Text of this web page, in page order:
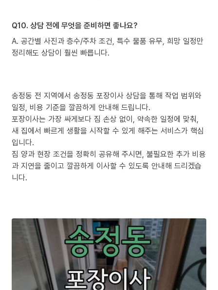
Q10. 상담 전에 무엇을 준비하면 좋나요?
A. 공간별 사진과 층수/주차 조건, 특수 물품 유무, 희망 일정만
정리해도 상담이 훨씬 빠릅니다.
송정동 전 지역에서 송정동 포장이사 상담을 통해 작업 범위와
일정, 비용 기준을 깔끔하게 안내해 드립니다.
포장이사는 가장 싸게보다 짐 손상 없이, 약속한 일정에 맞춰,
새 집에서 빠르게 생활을 시작할 수 있게 해주는 서비스가 핵심
입니다.
짐 양과 현장 조건을 정확히 공유해 주시면, 불필요한 추가 비용
과 지연을 줄이고 깔끔하게 이사할 수 있도록 안내해 드리겠습
니다.